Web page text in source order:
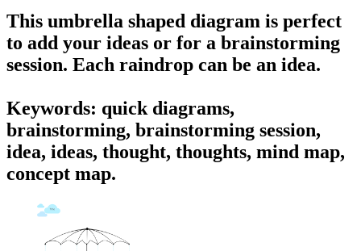
This umbrella shaped diagram is perfect
to add your ideas or for a brainstorming
session. Each raindrop can be an idea.
Keywords: quick diagrams,
brainstorming, brainstorming session,
idea, ideas, thought, thoughts, mind map,
concept map.